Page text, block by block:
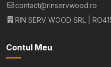
contact@rinservwood.ro
RIN SERV WOOD SRL |
Contul Meu